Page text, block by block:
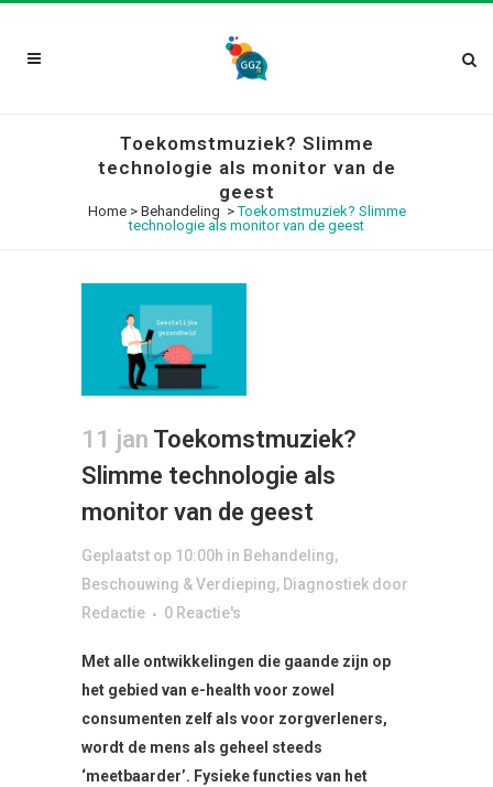
Toekomstmuziek? Slimme
technologie als monitor van de
geest
Home> Behandeling >Toekomstmuziek? Slimme
technologie als monitor van de geest
11 jan Toekomstmuziek?
Slimme technologie als
monitor van de geest
Geplaatst op 10:00h in Behandeling,
Beschouwing & Verdieping, Diagnostiek door
Redactie
0 Reactie's
Met alle ontwikkelingen die gaande zijn op
het gebied van e-health voor zowel
consumenten zelf als voor zorgverleners,
wordt de mens als geheel steeds
‘meetbaarder’. Fysieke functies van het